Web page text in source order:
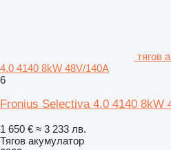
тягов
4.0 4140 8kW 48V/140A
6
Fronius Selectiva 4.0 4140 8kW
1 650 € ≈ 3 233 лв.
Тягов акумулатор